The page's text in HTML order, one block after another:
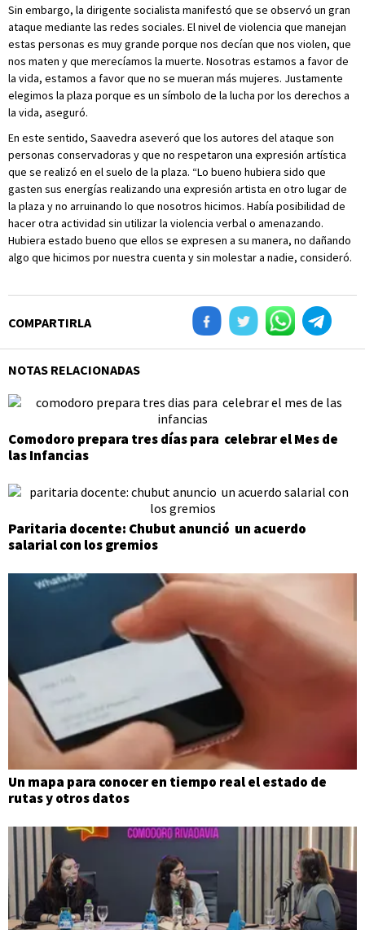
Sin embargo, la dirigente socialista manifestó que se observó un gran
ataque mediante las redes sociales. El nivel de violencia que manejan
estas personas es muy grande porque nos decían que nos violen, que
nos maten y que merecíamos la muerte. Nosotras estamos a favor de
la vida, estamos a favor que no se mueran más mujeres. Justamente
elegimos la plaza porque es un símbolo de la lucha por los derechos a
la vida, aseguró.
En este sentido, Saavedra aseveró que los autores del ataque son
personas conservadoras y que no respetaron una expresión artística
que se realizó en el suelo de la plaza. “Lo bueno hubiera sido que
gasten sus energías realizando una expresión artista en otro lugar de
la plaza y no arruinando lo que nosotros hicimos. Había posibilidad de
hacer otra actividad sin utilizar la violencia verbal o amenazando.
Hubiera estado bueno que ellos se expresen a su manera, no dañando
algo que hicimos por nuestra cuenta y sin molestar a nadie, consideró.
COMPARTIRLA
NOTAS RELACIONADAS
Comodoro prepara tres días para celebrar el Mes de
las Infancias
Paritaria docente: Chubut anunció un acuerdo
salarial con los gremios
Un mapa para conocer en tiempo real el estado de
rutas y otros datos